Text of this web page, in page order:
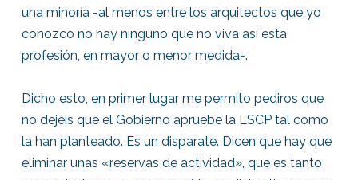
una minoría -al menos entre los arquitectos que yo
conozco no hay ninguno que no viva así esta
profesión, en mayor o menor medida-.
Dicho esto, en primer lugar me permito pediros que
no dejéis que el Gobierno apruebe la LSCP tal como
la han planteado. Es un disparate. Dicen que hay que
eliminar unas «reservas de actividad», que es tanto